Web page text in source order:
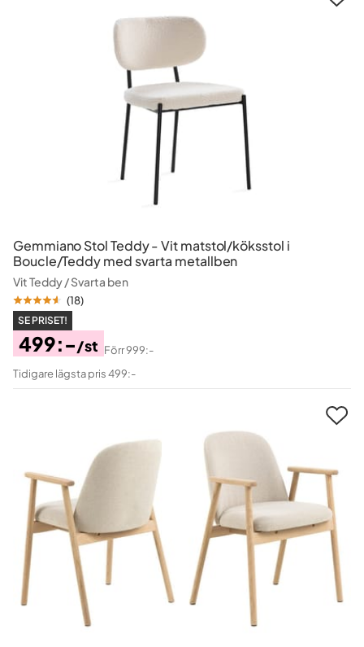
Gemmiano Stol Teddy - Vit matstol/köksstol i
Boucle/Teddy med svarta metallben
Vit Teddy / Svarta ben
(18)
SE PRISET!
Pris
499:-/st
Original
Pris
Förr999:-
Tidigare lägsta pris 499:-